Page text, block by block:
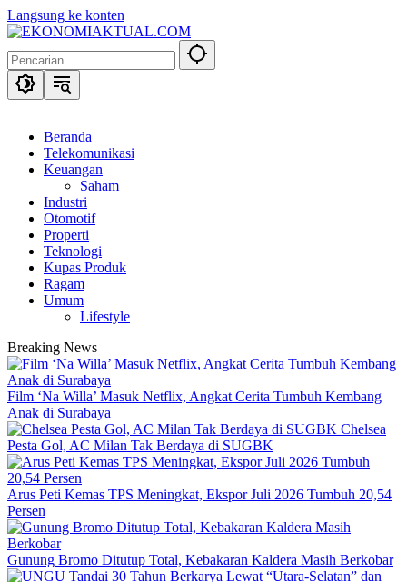
Langsung ke konten
Beranda
Telekomunikasi
Keuangan
Saham
Industri
Otomotif
Properti
Teknologi
Kupas Produk
Ragam
Umum
Lifestyle
Breaking News
Film ‘Na Willa’ Masuk Netflix, Angkat Cerita Tumbuh Kembang
Anak di Surabaya
Chelsea
Pesta Gol, AC Milan Tak Berdaya di SUGBK
Arus Peti Kemas TPS Meningkat, Ekspor Juli 2026 Tumbuh 20,54
Persen
Gunung Bromo Ditutup Total, Kebakaran Kaldera Masih Berkobar